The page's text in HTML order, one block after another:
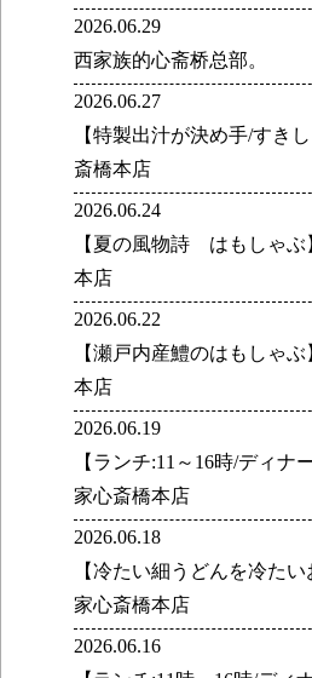
2026.06.29
西家族的心斋桥总部。
2026.06.27
【特製出汁が決め手/すき
斎橋本店
2026.06.24
【夏の風物詩 はもしゃぶ
本店
2026.06.22
【瀬戸内産鱧のはもしゃ
本店
2026.06.19
【ランチ:11～16時/ディナ
家心斎橋本店
2026.06.18
【冷たい細うどんを冷た
家心斎橋本店
2026.06.16